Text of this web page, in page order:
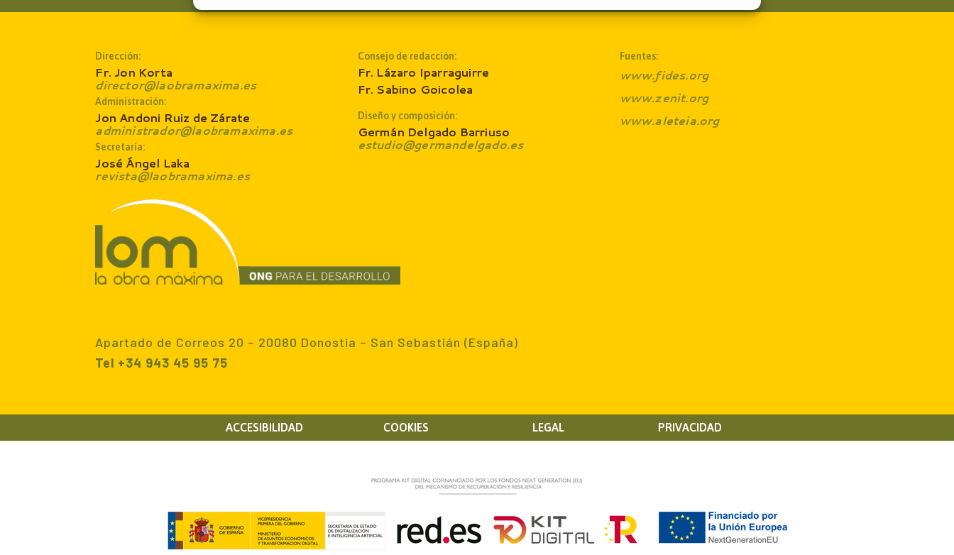
Dirección:
Fr. Jon Korta
director@laobramaxima.es
Administración:
Jon Andoni Ruiz de Zárate
administrador@laobramaxima.es
Secretaría:
José Ángel Laka
revista@laobramaxima.es
Consejo de redacción:
Fr. Lázaro Iparraguirre
Fr. Sabino Goicolea
Diseño y composición:
Germán Delgado Barriuso
estudio@germandelgado.es
Fuentes:
www.fides.org
www.zenit.org
www.aleteia.org
Apartado de Correos 20 – 20080 Donostia – San Sebastián (España)
Tel +34 943 45 95 75
ACCESIBILIDAD COOKIES LEGAL PRIVACIDAD